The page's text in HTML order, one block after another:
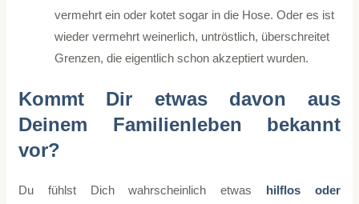
vermehrt ein oder kotet sogar in die Hose. Oder es ist
wieder vermehrt weinerlich, untröstlich, überschreitet
Grenzen, die eigentlich schon akzeptiert wurden.
Kommt Dir etwas davon aus
Deinem Familienleben bekannt
vor?
Du fühlst Dich wahrscheinlich etwas hilflos oder